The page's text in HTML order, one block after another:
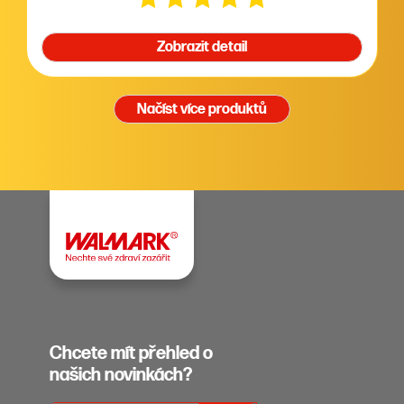
Zobrazit detail
Načíst více produktů
Chcete mít přehled o
našich novinkách?